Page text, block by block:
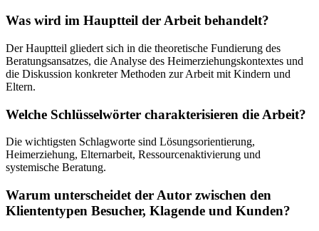
Was wird im Hauptteil der Arbeit behandelt?
Der Hauptteil gliedert sich in die theoretische Fundierung des
Beratungsansatzes, die Analyse des Heimerziehungskontextes und
die Diskussion konkreter Methoden zur Arbeit mit Kindern und
Eltern.
Welche Schlüsselwörter charakterisieren die Arbeit?
Die wichtigsten Schlagworte sind Lösungsorientierung,
Heimerziehung, Elternarbeit, Ressourcenaktivierung und
systemische Beratung.
Warum unterscheidet der Autor zwischen den
Kliententypen Besucher, Klagende und Kunden?